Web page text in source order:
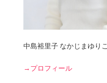
中島裕里子 なかじまゆりこ
→プロフィール